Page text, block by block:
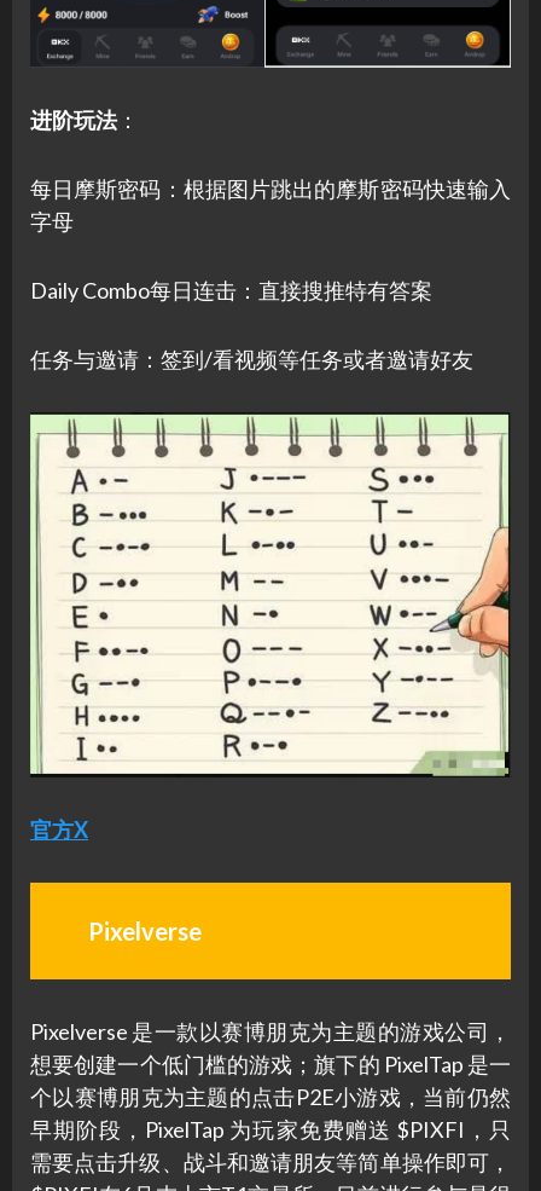
进阶玩法：
每日摩斯密码：根据图片跳出的摩斯密码快速输入
字母
Daily Combo每日连击：直接搜推特有答案
任务与邀请：签到/看视频等任务或者邀请好友
官方X
Pixelverse
Pixelverse 是一款以赛博朋克为主题的游戏公司，
想要创建一个低门槛的游戏；旗下的 PixelTap 是一
个以赛博朋克为主题的点击P2E小游戏，当前仍然
早期阶段，PixelTap 为玩家免费赠送 $PIXFI，只
需要点击升级、战斗和邀请朋友等简单操作即可，